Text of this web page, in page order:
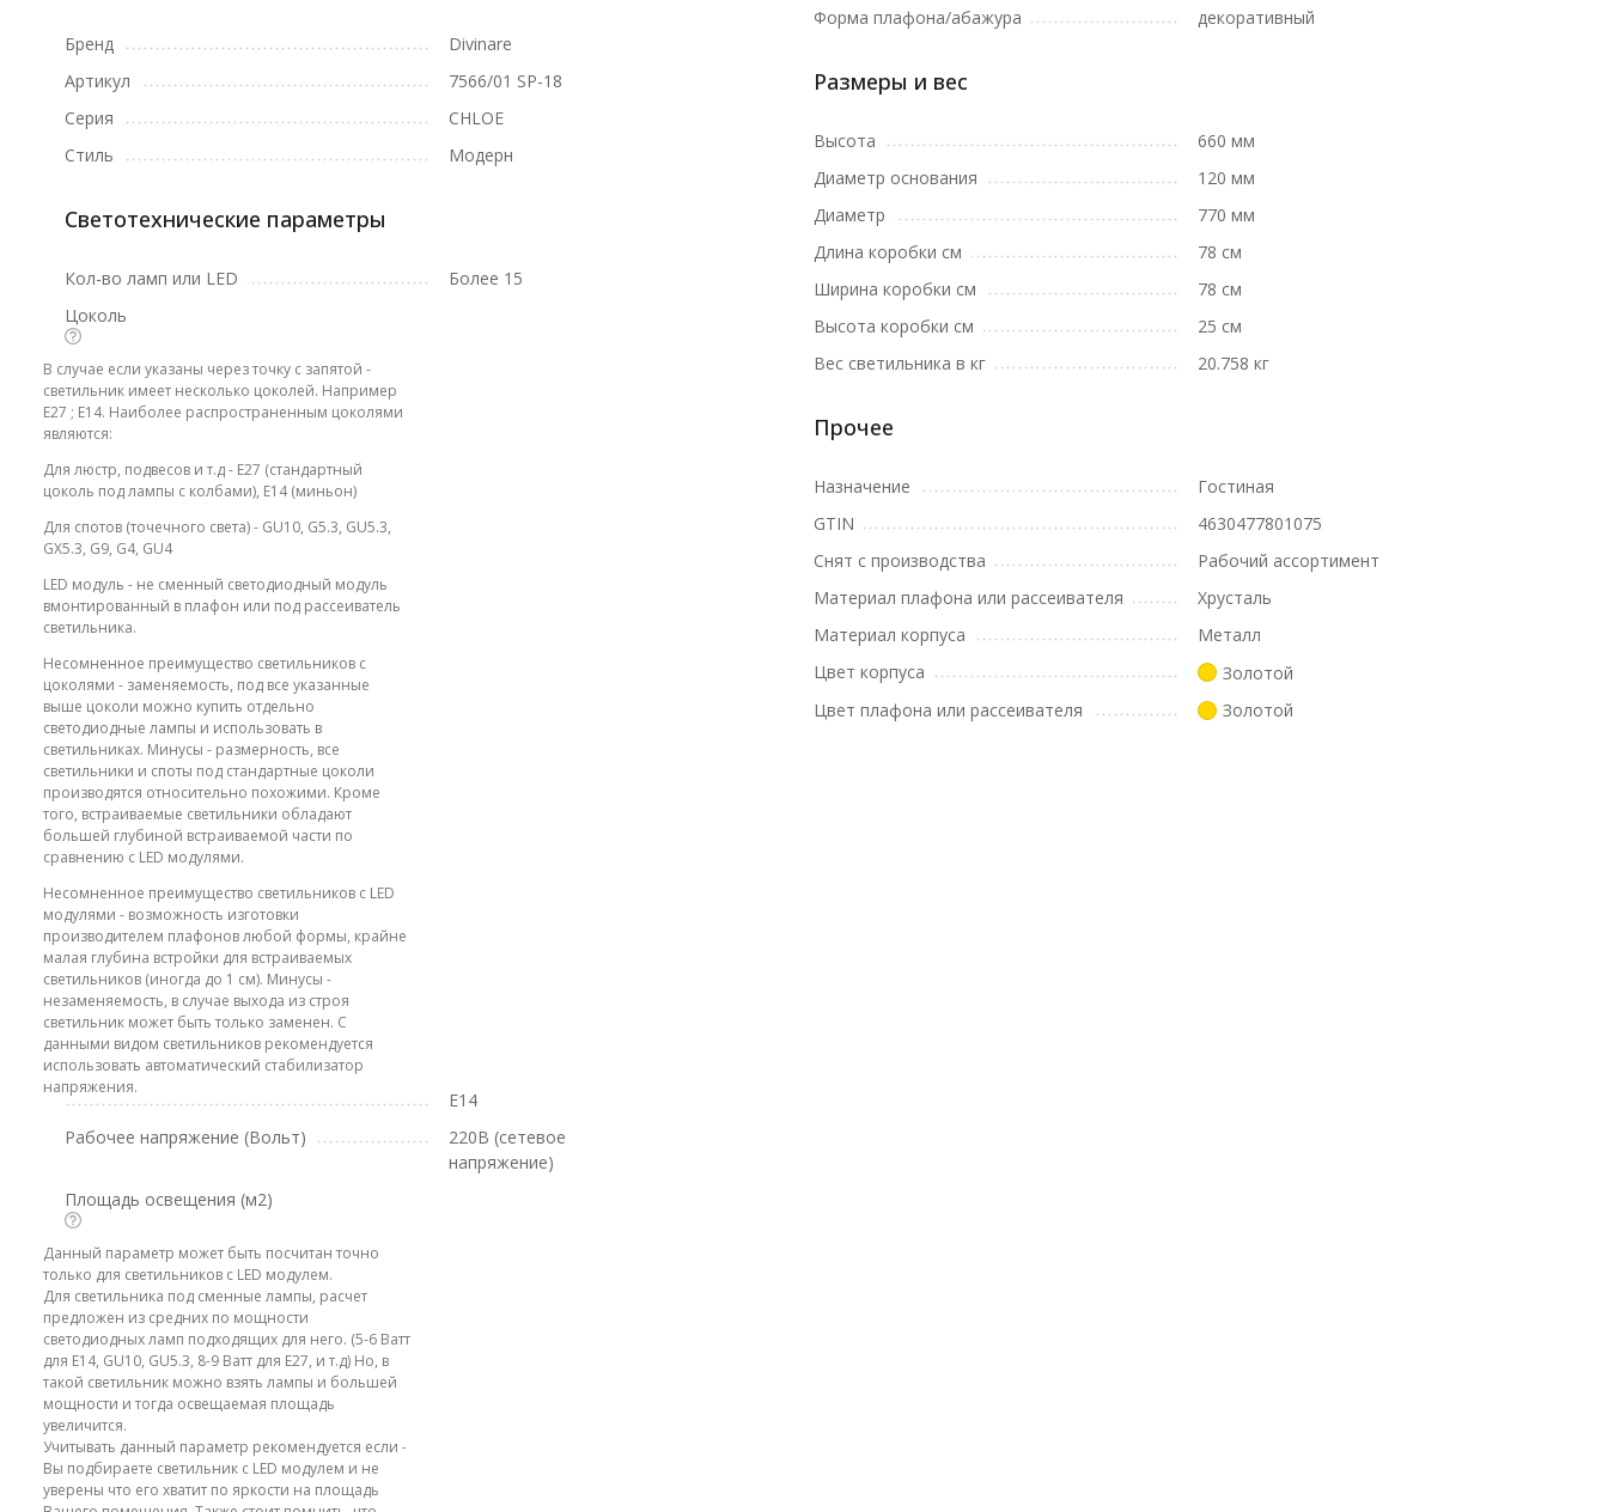
Бренд
Divinare
Артикул
7566/01 SP-18
Серия
CHLOE
Стиль
Модерн
Светотехнические параметры
Кол-во ламп или LED
Более 15
Цоколь
В случае если указаны через точку с запятой -
светильник имеет несколько цоколей. Например
E27 ; E14. Наиболее распространенным цоколями
являются:
Для люстр, подвесов и т.д - E27 (стандартный
цоколь под лампы с колбами), E14 (миньон)
Для спотов (точечного света) - GU10, G5.3, GU5.3,
GX5.3, G9, G4, GU4
LED модуль - не сменный светодиодный модуль
вмонтированный в плафон или под рассеиватель
светильника.
Несомненное преимущество светильников с
цоколями - заменяемость, под все указанные
выше цоколи можно купить отдельно
светодиодные лампы и использовать в
светильниках. Минусы - размерность, все
светильники и споты под стандартные цоколи
производятся относительно похожими. Кроме
того, встраиваемые светильники обладают
большей глубиной встраиваемой части по
сравнению с LED модулями.
Несомненное преимущество светильников с LED
модулями - возможность изготовки
производителем плафонов любой формы, крайне
малая глубина встройки для встраиваемых
светильников (иногда до 1 см). Минусы -
незаменяемость, в случае выхода из строя
светильник может быть только заменен. С
данными видом светильников рекомендуется
использовать автоматический стабилизатор
напряжения.
E14
Рабочее напряжение (Вольт)
220В (сетевое
напряжение)
Площадь освещения (м2)
Данный параметр может быть посчитан точно
только для светильников с LED модулем.
Для светильника под сменные лампы, расчет
предложен из средних по мощности
светодиодных ламп подходящих для него. (5-6 Ватт
для E14, GU10, GU5.3, 8-9 Ватт для E27, и т.д) Но, в
такой светильник можно взять лампы и большей
мощности и тогда освещаемая площадь
увеличится.
Учитывать данный параметр рекомендуется если -
Вы подбираете светильник с LED модулем и не
уверены что его хватит по яркости на площадь
Форма плафона/абажура
декоративный
Размеры и вес
Высота
660 мм
Диаметр основания
120 мм
Диаметр
770 мм
Длина коробки см
78 см
Ширина коробки см
78 см
Высота коробки см
25 см
Вес светильника в кг
20.758 кг
Прочее
Назначение
Гостиная
GTIN
4630477801075
Снят с производства
Рабочий ассортимент
Материал плафона или рассеивателя
Хрусталь
Материал корпуса
Металл
Цвет корпуса
Золотой
Цвет плафона или рассеивателя
Золотой